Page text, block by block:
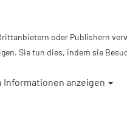
f/3.5
Artikelnr.: na-36128
Dieser Artikel
oder Publishern
Sie tun dies, indem sie
Informationen anzeigen